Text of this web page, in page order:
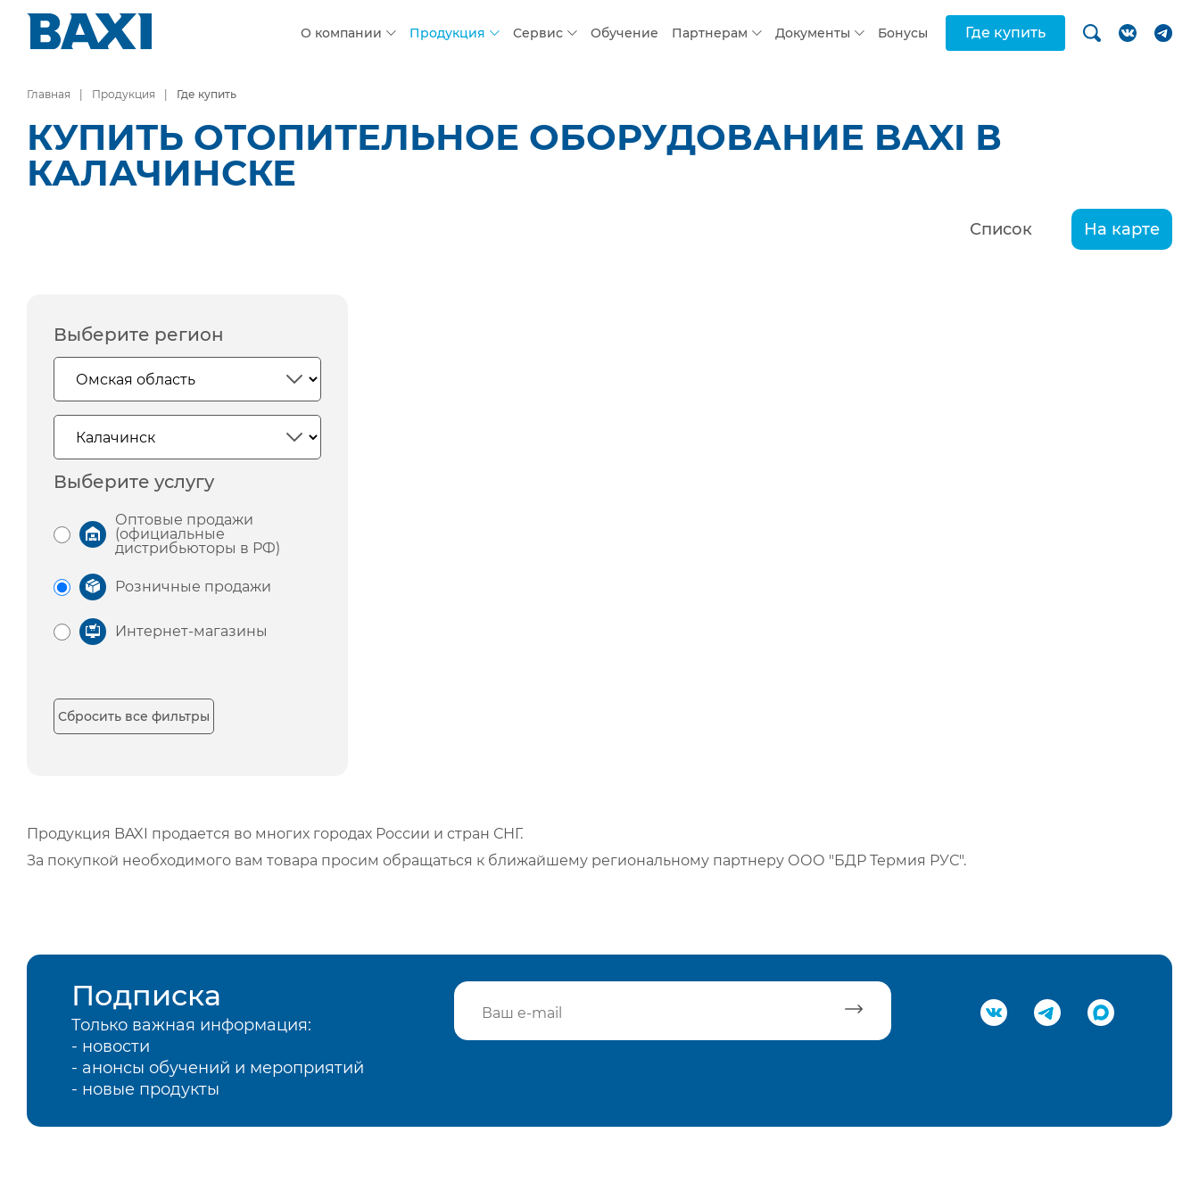
О компании Продукция Сервис Обучение Партнерам Документы Бонусы Где купить
Главная Продукция Где купить
КУПИТЬ ОТОПИТЕЛЬНОЕ ОБОРУДОВАНИЕ BAXI В
КАЛАЧИНСКЕ
Список На карте
Выберите регион
Выберите услугу
Оптовые продажи
(официальные
дистрибьюторы в РФ)
Розничные продажи
Интернет-магазины
Сбросить все фильтры
Продукция BAXI продается во многих городах России и стран СНГ.
За покупкой необходимого вам товара просим обращаться к ближайшему региональному партнеру ООО "БДР Термия РУС".
Подписка
Только важная информация:
- новости
- анонсы обучений и мероприятий
- новые продукты